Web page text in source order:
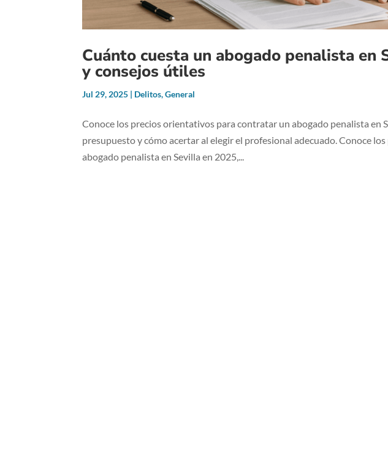
Cuánto cuesta un abogado penalista
y consejos útiles
Jul 29, 2025 Delitos,General
Conoce los precios orientativos para contratar un abogado penalista en
presupuesto y cómo acertar al elegir el profesional adecuado. Conoce
abogado penalista en Sevilla en 2025,...